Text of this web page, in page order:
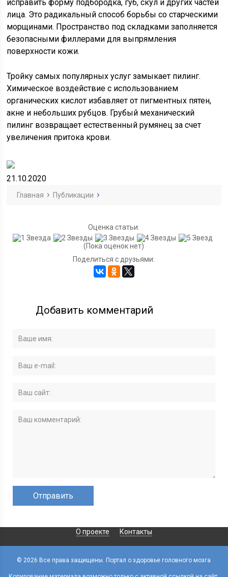
исправить форму подбородка, губ, скул и других частей
лица. Это радикальный способ борьбы со старческими
морщинами. Пространство под складками заполняется
безопасными филлерами для выпрямления
поверхности кожи.
Тройку самых популярных услуг замыкает пилинг.
Химическое воздействие с использованием
органических кислот избавляет от пигментных пятен,
акне и небольших рубцов. Грубый механический
пилинг возвращает естественный румянец за счет
увеличения притока крови.
21.10.2020
Главная Публикации
Оценка статьи:
(Пока оценок нет)
Поделиться с друзьями:
Добавить комментарий
О проекте Контакты
© 2026 Все права защищены. Портал о здоровье головного мозга